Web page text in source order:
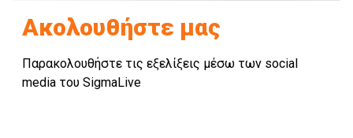
Ακολουθήστε μας
Παρακολουθήστε τις εξελίξεις μέσω των social
media του SigmaLive